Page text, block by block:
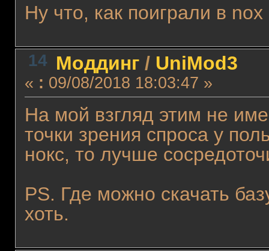
Ну что, как поиграли в
14 Моддинг/ UniMod3
« : 09/08/2018 18:03:47 »
На мой взгляд этим не
точки зрения спроса у
нокс, то лучше
PS. Где можно скачать
хоть.